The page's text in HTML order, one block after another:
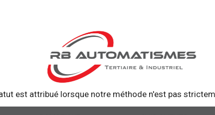
est attribué lorsque notre méthode n'est pas